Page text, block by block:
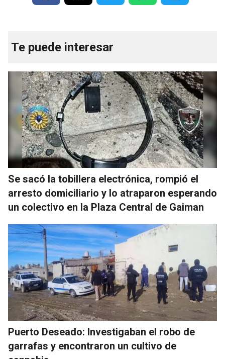
Te puede interesar
Se sacó la tobillera electrónica, rompió el
arresto domiciliario y lo atraparon esperando
un colectivo en la Plaza Central de Gaiman
Puerto Deseado: Investigaban el robo de
garrafas y encontraron un cultivo de